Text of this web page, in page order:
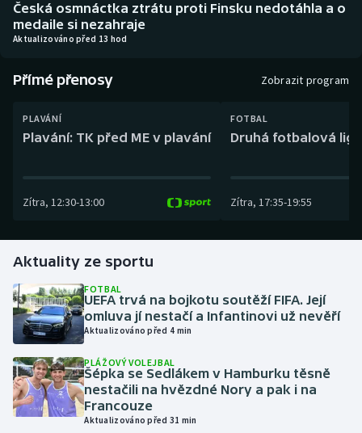
Biatlon
Curling
Florbal
Golf
Gymnastika
Házená
Jezdectví
Aplikace ČT sport
Česká osmnáctka ztrátu proti Finsku nedotáhla a o
medaile si nezahraje
Aktualizováno před 13 hod
Přímé přenosy Zobrazit program
PLAVÁNÍ
Plavání: TK před ME v plavání
Zítra, 12:30-13:00
FOTBAL
Druhá fotbalová
Zítra, 17:35-19:55
Aktuality ze sportu
FOTBAL
UEFA trvá na bojkotu soutěží FIFA. Její
omluva jí nestačí a Infantinovi už nevěří
Aktualizováno před 4 min
PLÁŽOVÝ VOLEJBAL
Šépka se Sedlákem v Hamburku těsně
nestačili na hvězdné Nory a pak i na
Francouze
Aktualizováno před 31 min